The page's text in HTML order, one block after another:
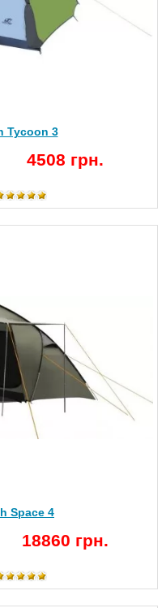
Tycoon 3
4508 грн.
Space 4
18860 грн.